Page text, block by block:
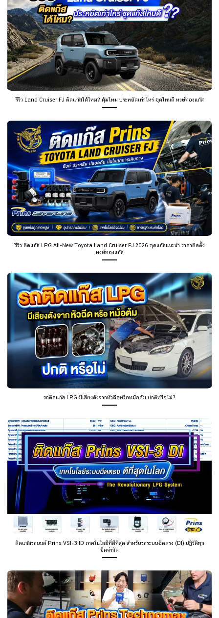
รีวิว Land Cruiser FJ ติดแก๊สได้ไหม? คุ้มไหม ประหยัดเท่าไหร่ ชุดไหนดี หงษ์ทองแก๊ส
รีวิว ติดแก๊ส LPG All-New Toyota Land Cruiser FJ 2026 ชุดแก๊สแนะนำ ราคาติดตั้ง
หงษ์ทองแก๊ส
รถติดแก๊ส LPG มีเสียงดังจากหัวฉีดหรือหม้อต้ม ปกติหรือไม่?
ติดแก๊สรถยนต์ Prins VSI-3 ID เทคโนโลยีที่ดีที่สุด สำหรับรถระบบฉีดตรง (DI) ปฏิวัติทุก
ขีดจำกัด